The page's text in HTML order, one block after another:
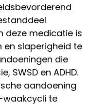
deze medicatie is
en slaperigheid te
die
SWSD en ADHD.
aandoening
te